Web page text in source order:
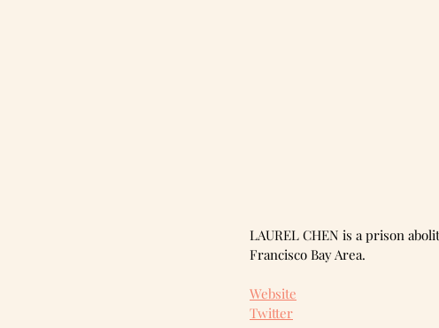
LAUREL CHEN is a prison
Francisco Bay Area.
Website
Twitter